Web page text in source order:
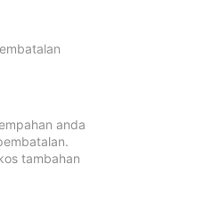
anda
tambahan